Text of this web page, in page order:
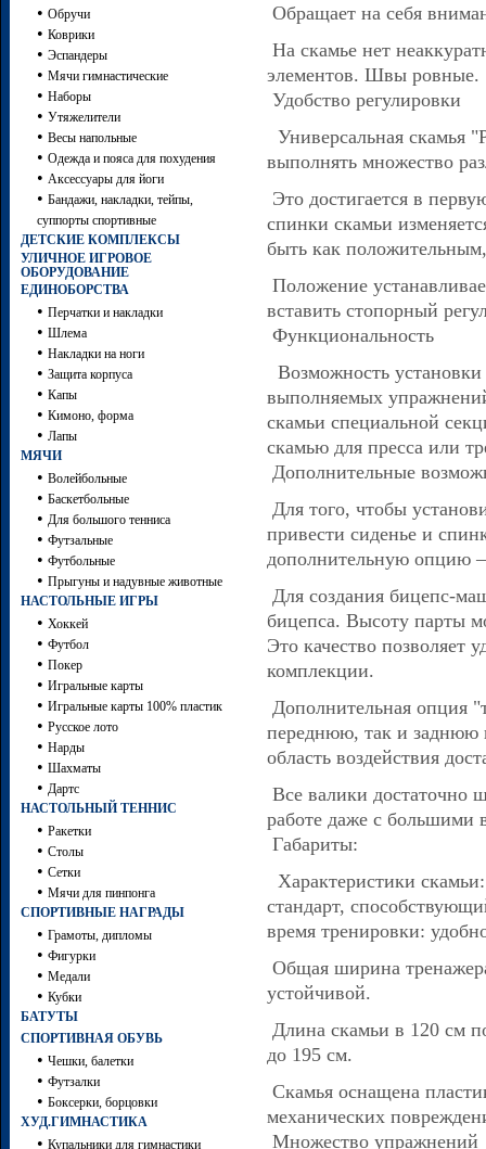
• Обручи
• Коврики
• Эспандеры
• Мячи гимнастические
• Наборы
• Утяжелители
• Весы напольные
• Одежда и пояса для похудения
• Аксессуары для йоги
• Бандажи, накладки, тейпы,
суппорты спортивные
ДЕТСКИЕ КОМПЛЕКСЫ
УЛИЧНОЕ ИГРОВОЕ
ОБОРУДОВАНИЕ
ЕДИНОБОРСТВА
• Перчатки и накладки
• Шлема
• Накладки на ноги
• Защита корпуса
• Капы
• Кимоно, форма
• Лапы
МЯЧИ
• Волейбольные
• Баскетбольные
• Для большого тенниса
• Футзальные
• Футбольные
• Прыгуны и надувные животные
НАСТОЛЬНЫЕ ИГРЫ
• Хоккей
• Футбол
• Покер
• Игральные карты
• Игральные карты 100% пластик
• Русское лото
• Нарды
• Шахматы
• Дартc
НАСТОЛЬНЫЙ ТЕННИС
• Ракетки
• Столы
• Сетки
• Мячи для пинпонга
СПОРТИВНЫЕ НАГРАДЫ
• Грамоты, дипломы
• Фигурки
• Медали
• Кубки
БАТУТЫ
СПОРТИВНАЯ ОБУВЬ
• Чешки, балетки
• Футзалки
• Боксерки, борцовки
ХУД.ГИМНАСТИКА
• Купальники для гимнастики
Обращает на себя
На скамье нет
элементов. Швы ровные.
Удобство регулировки
Универсальная скамья
выполнять множество
Это достигается в
спинки скамьи
быть как
Положение
вставить стопорный
Функциональность
Возможность
выполняемых
скамьи специальной
скамью для пресса или
Дополнительные
Для того, чтобы
привести сиденье и
дополнительную опцию
Для создания бицепс-
бицепса. Высоту парты
Это качество позволяет
комплекции.
Дополнительная опция
переднюю, так и заднюю
область воздействия
Все валики достаточно
работе даже с большими
Габариты:
Характеристики
стандарт,
время тренировки:
Общая ширина
устойчивой.
Длина скамьи в 120 см
до 195 см.
Скамья оснащена
механических
Множество упражнений